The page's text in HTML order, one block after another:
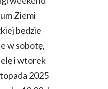
Ziemi
będzie
w sobotę,
i wtorek
2025